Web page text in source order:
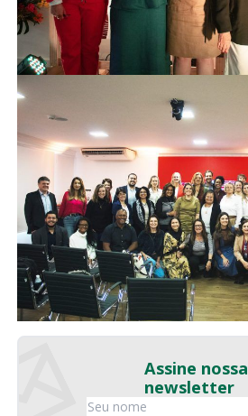
Assine nossa
newsletter